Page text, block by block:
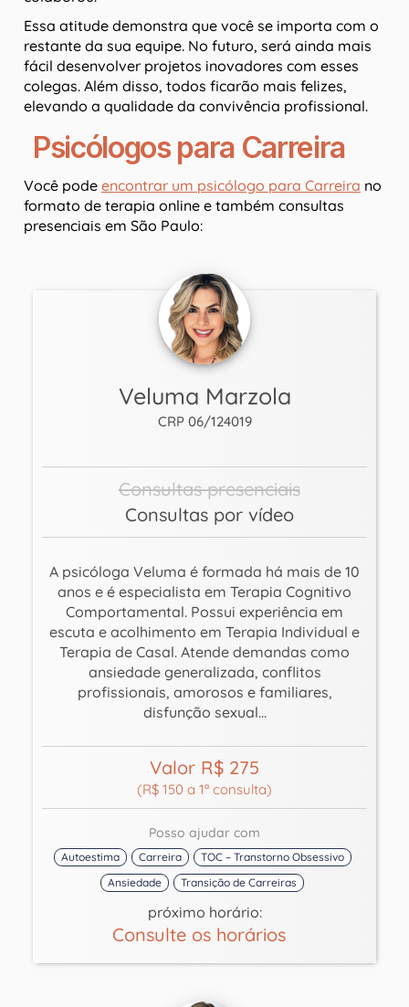
Essa atitude demonstra que você se importa com o
restante da sua equipe. No futuro, será ainda mais
fácil desenvolver projetos inovadores com esses
colegas. Além disso, todos ficarão mais felizes,
elevando a qualidade da convivência profissional.
Psicólogos para Carreira
Você pode encontrar um psicólogo para Carreira no
formato de terapia online e também consultas
presenciais em São Paulo:
Veluma Marzola
CRP 06/124019
Consultas presenciais
Consultas por vídeo
A psicóloga Veluma é formada há mais de 10
anos e é especialista em Terapia Cognitivo
Comportamental. Possui experiência em
escuta e acolhimento em Terapia Individual e
Terapia de Casal. Atende demandas como
ansiedade generalizada, conflitos
profissionais, amorosos e familiares,
disfunção sexual...
Valor R$ 275
(R$ 150 a 1ª consulta)
Posso ajudar com
Autoestima Carreira
TOC – Transtorno Obsessivo
Ansiedade
Transição de Carreiras
próximo horário:
Consulte os horários